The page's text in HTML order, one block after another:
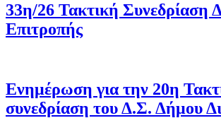
33η/26 Τακτική Συνεδρίαση
Επιτροπής
Ενημέρωση για την 20η
συνεδρίαση του Δ.Σ. Δήμου